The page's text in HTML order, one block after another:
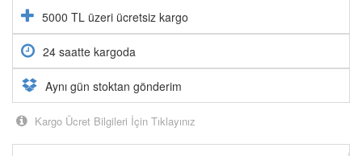
5000 TL üzeri ücretsiz kargo
24 saatte kargoda
Aynı gün stoktan gönderim
Kargo Ücret Bilgileri İçin Tıklayınız